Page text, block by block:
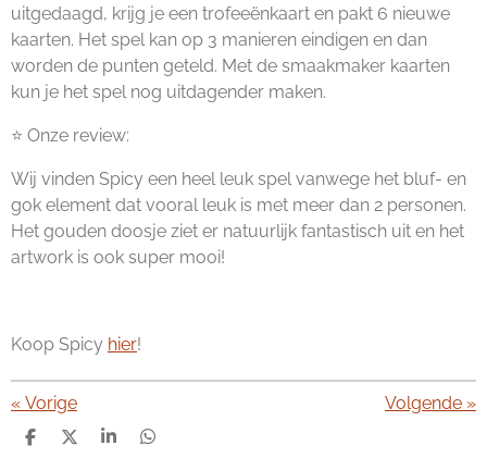
uitgedaagd, krijg je een trofeeënkaart en pakt 6 nieuwe
kaarten. Het spel kan op 3 manieren eindigen en dan
worden de punten geteld. Met de smaakmaker kaarten
kun je het spel nog uitdagender maken.
⭐ Onze review:
Wij vinden Spicy een heel leuk spel vanwege het bluf- en
gok element dat vooral leuk is met meer dan 2 personen.
Het gouden doosje ziet er natuurlijk fantastisch uit en het
artwork is ook super mooi!
Koop Spicy hier!
« Vorige Volgende »
D
D
S
D